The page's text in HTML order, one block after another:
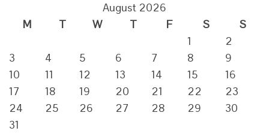
August 2026
M
T W T F S
S
1
2
3
4 5 6 7 8
9
10
11 12 13 14 15
16
17
18 19 20 21 22
23
24
25 26 27 28 29
30
31